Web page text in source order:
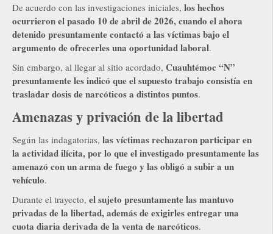
De acuerdo con las investigaciones iniciales, los hechos
ocurrieron el pasado 10 de abril de 2026, cuando el ahora
detenido presuntamente contactó a las víctimas bajo el
argumento de ofrecerles una oportunidad laboral.
Sin embargo, al llegar al sitio acordado, Cuauhtémoc “N”
presuntamente les indicó que el supuesto trabajo consistía en
trasladar dosis de narcóticos a distintos puntos.
Amenazas y privación de la libertad
Según las indagatorias, las víctimas rechazaron participar en
la actividad ilícita, por lo que el investigado presuntamente las
amenazó con un arma de fuego y las obligó a subir a un
vehículo.
Durante el trayecto, el sujeto presuntamente las mantuvo
privadas de la libertad, además de exigirles entregar una
cuota diaria derivada de la venta de narcóticos.